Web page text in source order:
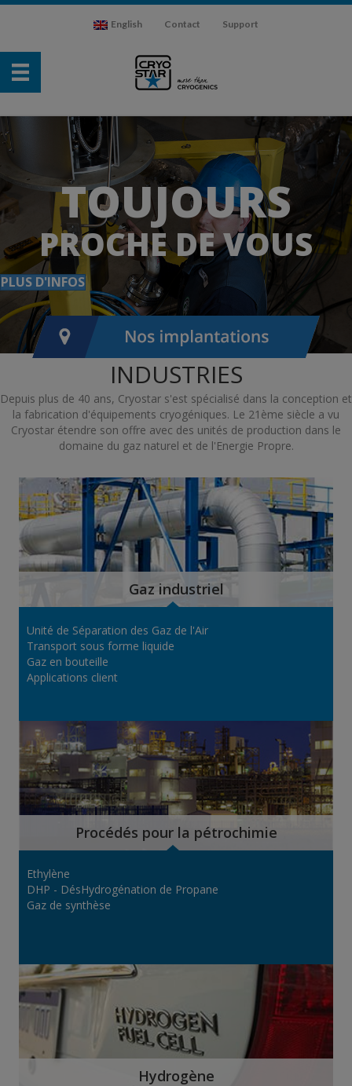
English Contact Support
TOUJOURS
PROCHE DE VOUS
PLUS D'INFOS
INDUSTRIES
Depuis plus de 40 ans, Cryostar s'est spécialisé dans la conception et
la fabrication d'équipements cryogéniques. Le 21ème siècle a vu
Cryostar étendre son offre avec des unités de production dans le
domaine du gaz naturel et de l'Energie Propre.
Gaz industriel
Unité de Séparation des Gaz de l'Air
Transport sous forme liquide
Gaz en bouteille
Applications client
Procédés pour la pétrochimie
Ethylène
DHP - DésHydrogénation de Propane
Gaz de synthèse
Hydrogène